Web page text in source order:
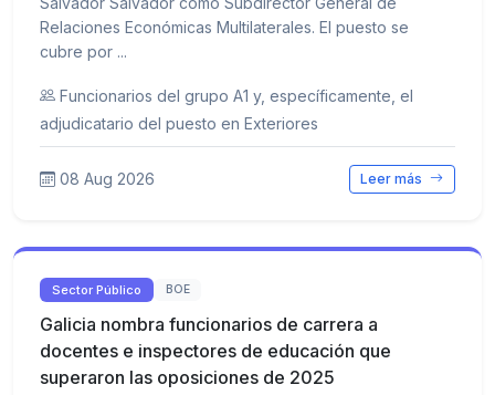
Relaciones Económicas Multilaterales. El puesto se
cubre por ...
Funcionarios del grupo A1 y, específicamente, el
adjudicatario del puesto en Exteriores
08 Aug 2026 Leer más
Sector Público BOE
Galicia nombra funcionarios de carrera a
docentes e inspectores de educación que
superaron las oposiciones de 2025